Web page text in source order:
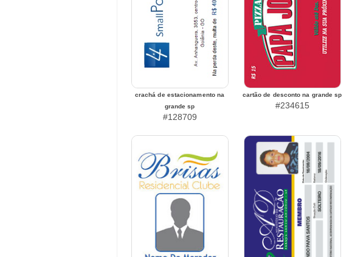
crachá de estacionamento na
grande sp
#128709
cartão de desconto na grande sp
#234615